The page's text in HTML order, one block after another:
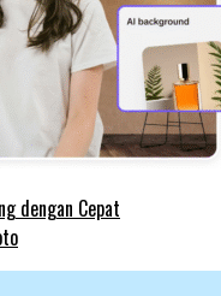
dengan Cepat